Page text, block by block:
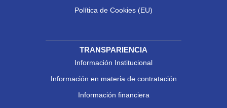
Política de Cookies (EU)
TRANSPARIENCIA
Información Institucional
Información en materia de contratación
Información financiera